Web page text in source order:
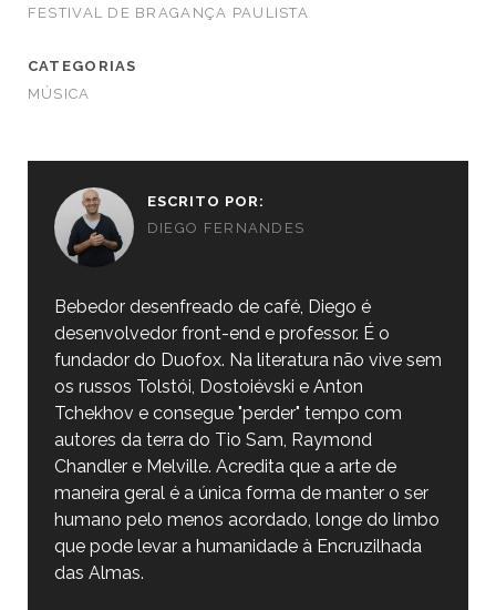
FESTIVAL DE BRAGANÇA PAULISTA
CATEGORIAS
MÚSICA
ESCRITO POR:
DIEGO FERNANDES
Bebedor desenfreado de café, Diego é
desenvolvedor front-end e professor. É o
fundador do Duofox. Na literatura não vive sem
os russos Tolstói, Dostoiévski e Anton
Tchekhov e consegue "perder" tempo com
autores da terra do Tio Sam, Raymond
Chandler e Melville. Acredita que a arte de
maneira geral é a única forma de manter o ser
humano pelo menos acordado, longe do limbo
que pode levar a humanidade à Encruzilhada
das Almas.